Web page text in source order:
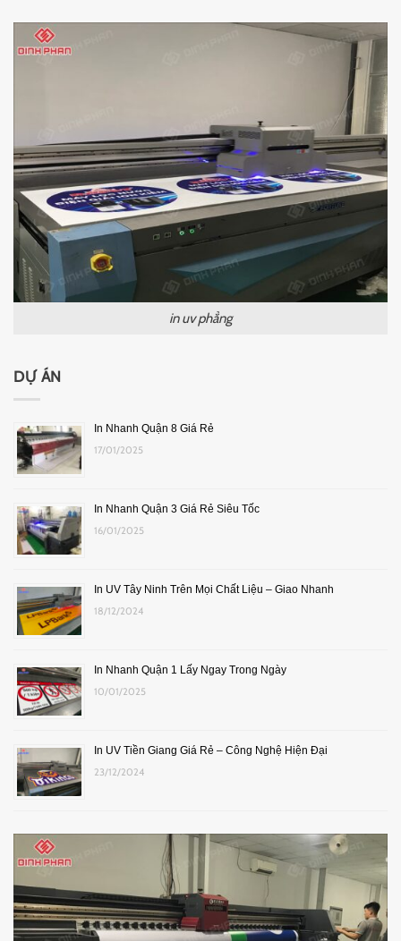
in uv phẳng
DỰ ÁN
In Nhanh Quận 8 Giá Rẻ
17/01/2025
In Nhanh Quận 3 Giá Rẻ Siêu Tốc
16/01/2025
In UV Tây Ninh Trên Mọi Chất Liệu – Giao Nhanh
18/12/2024
In Nhanh Quận 1 Lấy Ngay Trong Ngày
10/01/2025
In UV Tiền Giang Giá Rẻ – Công Nghệ Hiện Đại
23/12/2024